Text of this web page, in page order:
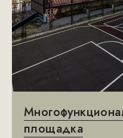
площадка